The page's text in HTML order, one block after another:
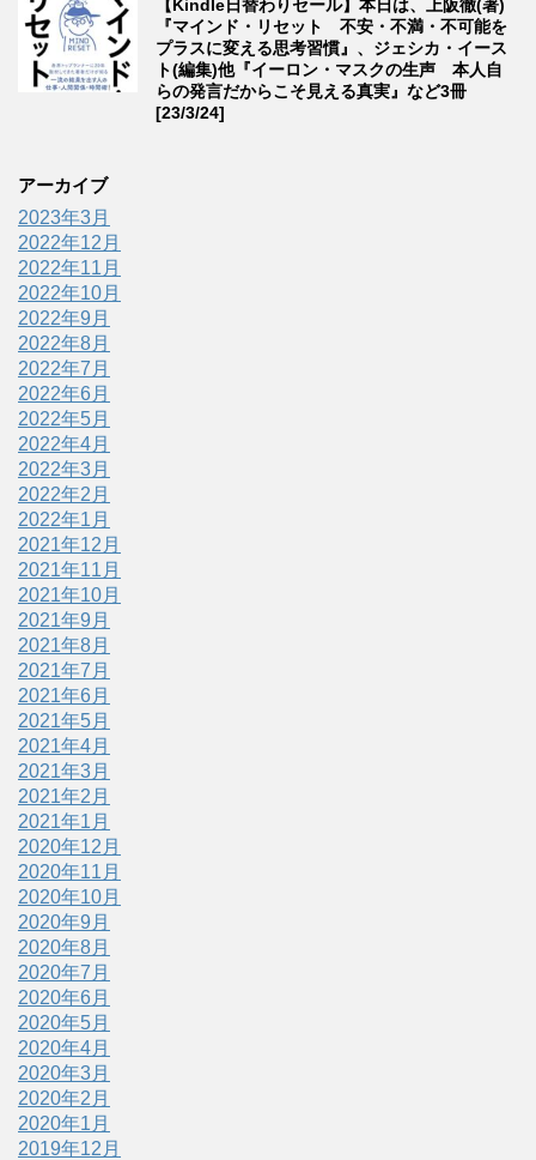
【Kindle日替わりセール】本日は、上阪徹(著)
『マインド・リセット 不安・不満・不可能を
プラスに変える思考習慣』、ジェシカ・イース
ト(編集)他『イーロン・マスクの生声 本人自
らの発言だからこそ見える真実』など3冊
[23/3/24]
アーカイブ
2023年3月
2022年12月
2022年11月
2022年10月
2022年9月
2022年8月
2022年7月
2022年6月
2022年5月
2022年4月
2022年3月
2022年2月
2022年1月
2021年12月
2021年11月
2021年10月
2021年9月
2021年8月
2021年7月
2021年6月
2021年5月
2021年4月
2021年3月
2021年2月
2021年1月
2020年12月
2020年11月
2020年10月
2020年9月
2020年8月
2020年7月
2020年6月
2020年5月
2020年4月
2020年3月
2020年2月
2020年1月
2019年12月